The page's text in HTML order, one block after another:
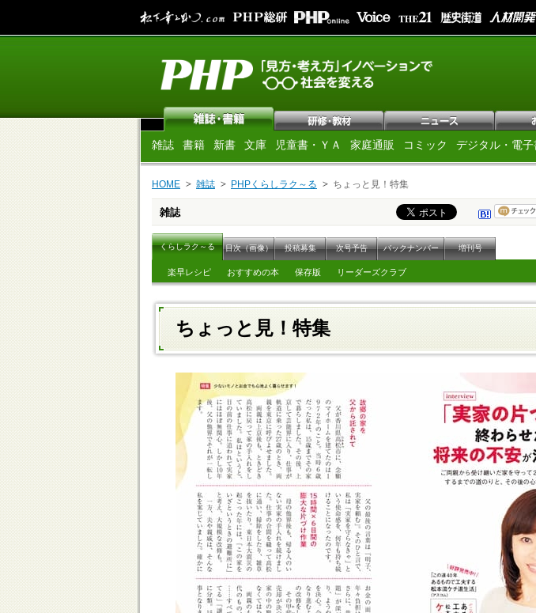
雑誌 書籍 新書 文庫 児童書・ＹＡ 家庭通販 コミック デジタル・電子
HOME 雑誌 PHPくらしラク～る ちょっと見！特集
雑誌
くらしラク～る 目次（画像） 投稿募集 次号予告 バックナンバー 増刊号
楽早レシピ おすすめの本 保存版 リーダーズクラブ
ちょっと見！特集